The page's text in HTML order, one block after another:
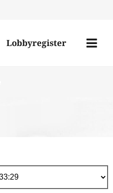
Lobbyregister
Menü